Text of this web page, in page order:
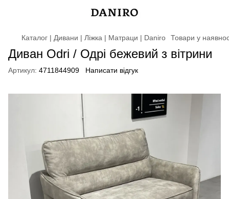
Каталог | Дивани | Ліжка | Матраци | Daniro Товари у
Диван Odri / Одрі бежевий з вітрини
Артикул: 4711844909 Написати відгук